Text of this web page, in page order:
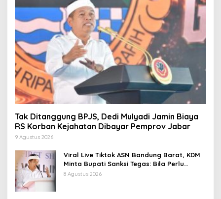
Tak Ditanggung BPJS, Dedi Mulyadi Jamin Biaya
RS Korban Kejahatan Dibayar Pemprov Jabar
9 Agustus 2026
Viral Live Tiktok ASN Bandung Barat, KDM
Minta Bupati Sanksi Tegas: Bila Perlu
Pemberhentian
8 Agustus 2026